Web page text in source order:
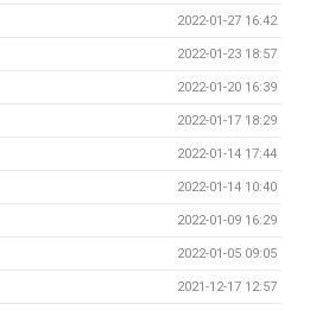
2022-01-27 16:42
2022-01-23 18:57
2022-01-20 16:39
2022-01-17 18:29
2022-01-14 17:44
2022-01-14 10:40
2022-01-09 16:29
2022-01-05 09:05
2021-12-17 12:57